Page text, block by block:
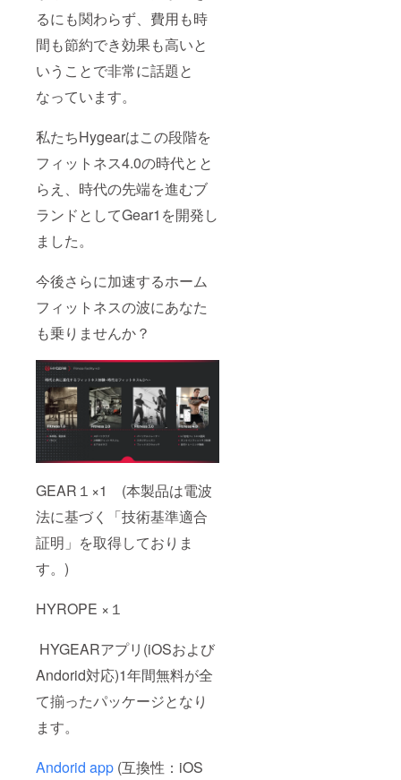
るにも関わらず、費用も時
間も節約でき効果も高いと
いうことで非常に話題と
なっています。
私たちHygearはこの段階を
フィットネス4.0の時代とと
らえ、時代の先端を進むブ
ランドとしてGear1を開発し
ました。
今後さらに加速するホーム
フィットネスの波にあなた
も乗りませんか？
GEAR１×1 (本製品は電波
法に基づく「技術基準適合
証明」を取得しておりま
す。)
HYROPE ×１
HYGEARアプリ(iOSおよび
Andorid対応)1年間無料が全
て揃ったパッケージとなり
ます。
Andorid app (互換性：iOS